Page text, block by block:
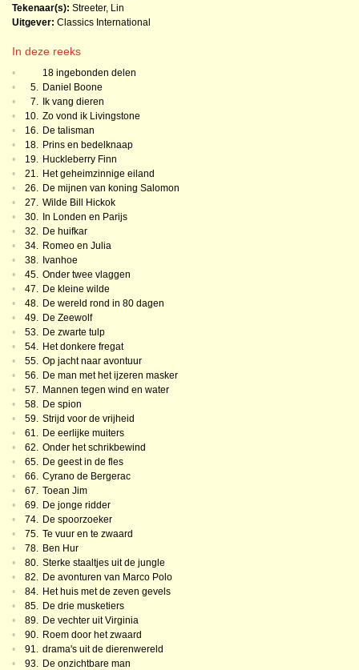
Tekenaar(s): Streeter, Lin
Uitgever: Classics International
In deze reeks
•
18 ingebonden delen
•
5. Daniel Boone
•
7.
Ik vang dieren
•
10. Zo vond ik Livingstone
•
16. De talisman
•
18. Prins en bedelknaap
•
19. Huckleberry Finn
•
21. Het geheimzinnige eiland
•
26. De mijnen van koning Salomon
•
27. Wilde Bill Hickok
•
30. In Londen en Parijs
•
32. De huifkar
•
34. Romeo en Julia
•
38. Ivanhoe
•
45. Onder twee vlaggen
•
47. De kleine wilde
•
48. De wereld rond in 80 dagen
•
49. De Zeewolf
•
53. De zwarte tulp
•
54. Het donkere fregat
•
55. Op jacht naar avontuur
•
56. De man met het ijzeren masker
•
57. Mannen tegen wind en water
•
58. De spion
•
59. Strijd voor de vrijheid
•
61. De eerlijke muiters
•
62. Onder het schrikbewind
•
65. De geest in de fles
•
66. Cyrano de Bergerac
•
67. Toean Jim
•
69. De jonge ridder
•
74. De spoorzoeker
•
75. Te vuur en te zwaard
•
78. Ben Hur
•
80. Sterke staaltjes uit de jungle
•
82. De avonturen van Marco Polo
•
84. Het huis met de zeven gevels
•
85. De drie musketiers
•
89. De vechter uit Virginia
•
90. Roem door het zwaard
•
91. drama's uit de dierenwereld
•
93. De onzichtbare man